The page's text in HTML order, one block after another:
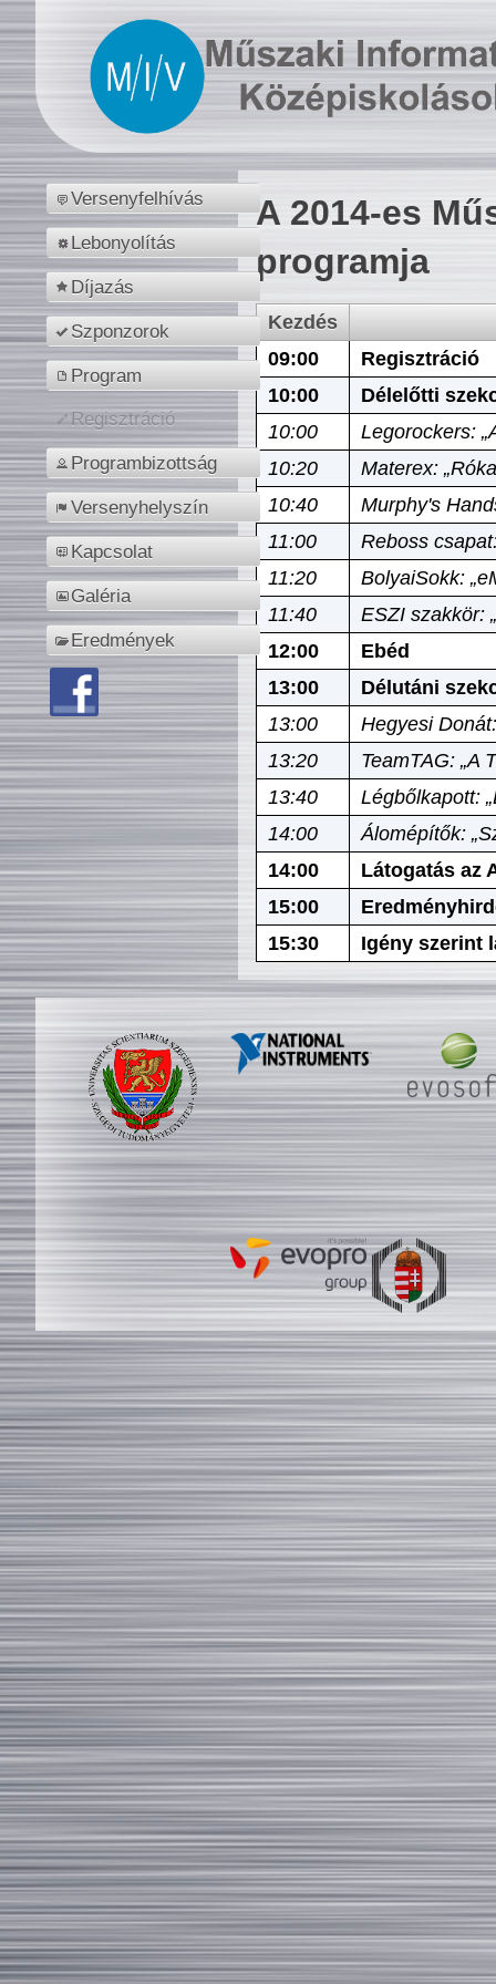
Versenyfelhívás
Lebonyolítás
Díjazás
Szponzorok
Program
Regisztráció
Programbizottság
Versenyhelyszín
Kapcsolat
Galéria
Eredmények
A 2014-es
programja
Kezdés
09:00
Regisztráció
10:00
Délelőtti
10:00
Legorockers:
10:20
Materex:
10:40
Murphy's
11:00
Reboss
11:20
BolyaiSokk:
11:40
ESZI szakkör:
12:00
Ebéd
13:00
Délutáni
13:00
Hegyesi
13:20
TeamTAG: „A
13:40
Légbőlkapott:
14:00
Álomépítők:
14:00
Látogatás az
15:00
15:30
Igény szerint